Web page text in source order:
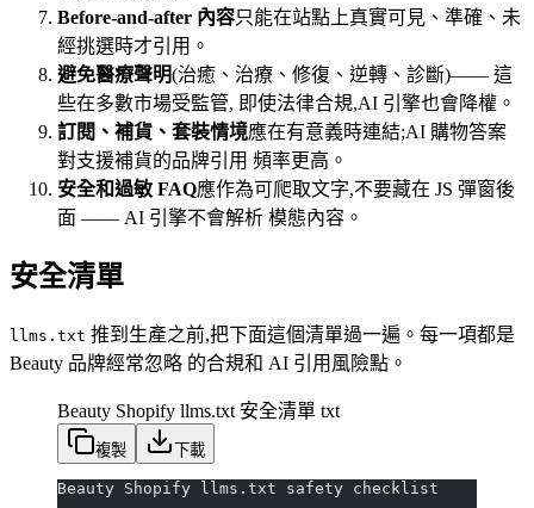
Before-and-after 內容只能在站點上真實可見、準確、未
經挑選時才引用。
避免醫療聲明(治癒、治療、修復、逆轉、診斷)—— 這
些在多數市場受監管, 即使法律合規,AI 引擎也會降權。
訂閱、補貨、套裝情境應在有意義時連結;AI 購物答案
對支援補貨的品牌引用 頻率更高。
安全和過敏 FAQ應作為可爬取文字,不要藏在 JS 彈窗後
面 —— AI 引擎不會解析 模態內容。
安全清單
llms.txt 推到生產之前,把下面這個清單過一遍。每一項都是
Beauty 品牌經常忽略 的合規和 AI 引用風險點。
Beauty Shopify llms.txt 安全清單 txt
複製 下載
Beauty Shopify llms.txt safety checklist